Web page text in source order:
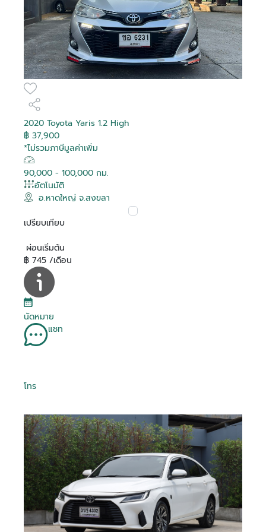
2020 Toyota Yaris 1.2 High
฿ 37,900
*ไม่รวมภาษีมูลค่าเพิ่ม
90,000 - 100,000 กม.
อัตโนมัติ
อ.หาดใหญ่ จ.สงขลา
เปรียบเทียบ
ผ่อนเริ่มต้น
฿ 745 /เดือน
นัดหมาย
แชท
โทร